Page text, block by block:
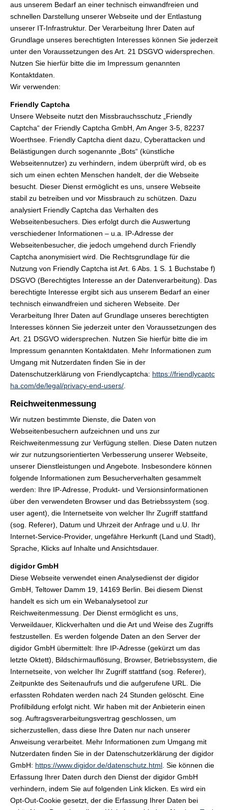
aus unserem Bedarf an einer technisch einwandfreien und
schnellen Darstellung unserer Webseite und der Entlastung
unserer IT-Infrastruktur. Der Verarbeitung Ihrer Daten auf
Grundlage unseres berechtigten Interesses können Sie jederzeit
unter den Voraussetzungen des Art. 21 DSGVO widersprechen.
Nutzen Sie hierfür bitte die im Impressum genannten
Kontaktdaten.
Wir verwenden:
Friendly Captcha
Unsere Webseite nutzt den Missbrauchsschutz „Friendly
Captcha“ der Friendly Captcha GmbH, Am Anger 3-5, 82237
Woerthsee. Friendly Captcha dient dazu, Cyberattacken und
Belästigungen durch sogenannte „Bots“ (künstliche
Webseitennutzer) zu verhindern, indem überprüft wird, ob es
sich um einen echten Menschen handelt, der die Webseite
besucht. Dieser Dienst ermöglicht es uns, unsere Webseite
stabil zu betreiben und vor Missbrauch zu schützen. Dazu
analysiert Friendly Captcha das Verhalten des
Webseitenbesuchers. Dies erfolgt durch die Auswertung
verschiedener Informationen – u.a. IP-Adresse der
Webseitenbesucher, die jedoch umgehend durch Friendly
Captcha anonymisiert wird. Die Rechtsgrundlage für die
Nutzung von Friendly Captcha ist Art. 6 Abs. 1 S. 1 Buchstabe f)
DSGVO (Berechtigtes Interesse an der Datenverarbeitung). Das
berechtigte Interesse ergibt sich aus unserem Bedarf an einer
technisch einwandfreien und sicheren Webseite. Der
Verarbeitung Ihrer Daten auf Grundlage unseres berechtigten
Interesses können Sie jederzeit unter den Voraussetzungen des
Art. 21 DSGVO widersprechen. Nutzen Sie hierfür bitte die im
Impressum genannten Kontaktdaten. Mehr Informationen zum
Umgang mit Nutzerdaten finden Sie in der
Datenschutzerklärung von Friendlycaptcha: https://friendlycaptc
ha.com/de/legal/privacy-end-users/
Reichweitenmessung
Wir nutzen bestimmte Dienste, die Daten von
Webseitenbesuchern aufzeichnen und uns zur
Reichweitenmessung zur Verfügung stellen. Diese Daten nutzen
wir zur nutzungsorientierten Verbesserung unserer Webseite,
unserer Dienstleistungen und Angebote. Insbesondere können
folgende Informationen zum Besucherverhalten gesammelt
werden: Ihre IP-Adresse, Produkt- und Versionsinformationen
über den verwendeten Browser und das Betriebssystem (sog.
user agent), die Internetseite von welcher Ihr Zugriff stattfand
(sog. Referer), Datum und Uhrzeit der Anfrage und u.U. Ihr
Internet-Service-Provider, ungefähre Herkunft (Land und Stadt),
Sprache, Klicks auf Inhalte und Ansichtsdauer.
digidor GmbH
Diese Webseite verwendet einen Analysedienst der digidor
GmbH, Teltower Damm 19, 14169 Berlin. Bei diesem Dienst
handelt es sich um ein Webanalysetool zur
Reichweitenmessung. Der Dienst ermöglicht es uns,
Verweildauer, Klickverhalten und die Art und Weise des Zugriffs
festzustellen. Es werden folgende Daten an den Server der
digidor GmbH übermittelt: Ihre IP-Adresse (gekürzt um das
letzte Oktett), Bildschirmauflösung, Browser, Betriebssystem, die
Internetseite, von welcher Ihr Zugriff stattfand (sog. Referer),
Zeitpunkte des Seitenaufrufs und die aufgerufene URL. Die
erfassten Rohdaten werden nach 24 Stunden gelöscht. Eine
Profilbildung erfolgt nicht. Wir haben mit der Anbieterin einen
sog. Auftragsverarbeitungsvertrag geschlossen, um
sicherzustellen, dass diese Ihre Daten nur nach unserer
Anweisung verarbeitet. Mehr Informationen zum Umgang mit
Nutzerdaten finden Sie in der Datenschutzerklärung der digidor
GmbH: https://www.digidor.de/datenschutz.html . Sie können die
Erfassung Ihrer Daten durch den Dienst der digidor GmbH
verhindern, indem Sie auf folgenden Link klicken. Es wird ein
Opt-Out-Cookie gesetzt, der die Erfassung Ihrer Daten bei